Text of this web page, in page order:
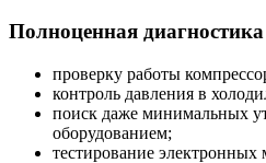
Полноценная
проверку работы
контроль давления в
поиск даже минимальных
оборудованием;
тестирование электронных